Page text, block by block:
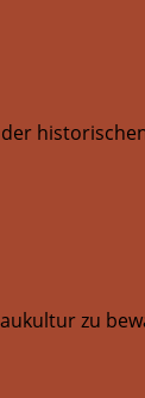
zu